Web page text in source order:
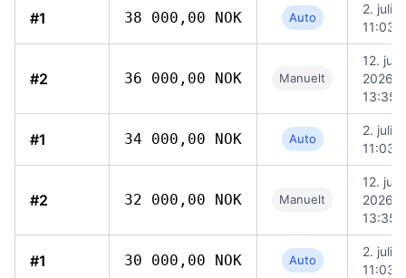
#1 38 000,00 NOK Auto
2. juli
11:03
#2 36 000,00 NOK Manuelt
12. juli
2026,
13:35
#1 34 000,00 NOK Auto
2. juli
11:03
#2 32 000,00 NOK Manuelt
12. juli
2026,
13:35
#1 30 000,00 NOK Auto
2. juli
11:03